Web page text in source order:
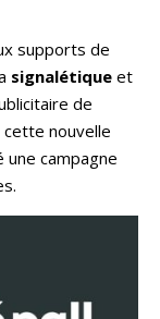
supports de
signalétique et
de
cette nouvelle
une campagne